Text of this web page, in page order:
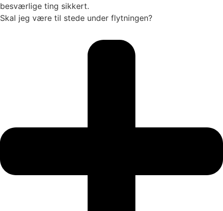
besværlige ting sikkert.
Skal jeg være til stede under flytningen?